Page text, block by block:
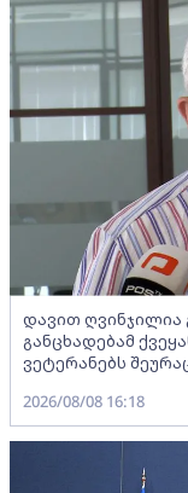
დავით ღვინჯილია
განცხადებამ
ვეტერანებს
2026/08/08 16:18